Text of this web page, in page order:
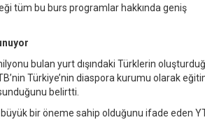
tüm bu burs programlar hakkında geniş
bulan yurt dışındaki Türklerin
Türkiye’nin diaspora kurumu olarak
belirtti.
bir öneme sahip olduğunu ifade eden